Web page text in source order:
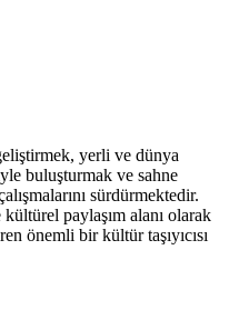
yerli ve dünya
buluşturmak ve sahne
sürdürmektedir.
paylaşım alanı olarak
önemli bir kültür taşıyıcısı